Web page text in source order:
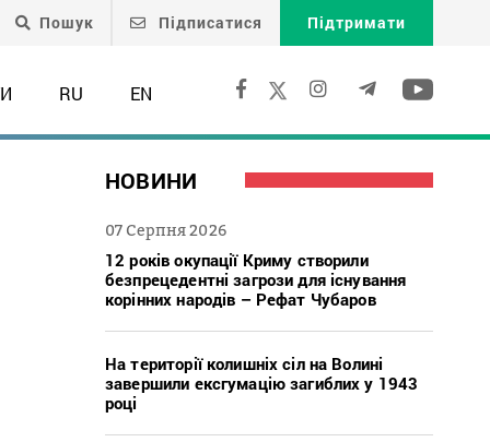
Пошук Підписатися Підтримати
RU EN
НОВИНИ
07 Серпня 2026
12 років окупації Криму створили
безпрецедентні загрози для існування
корінних народів – Рефат Чубаров
На території колишніх сіл на Волині
завершили ексгумацію загиблих у 1943
році